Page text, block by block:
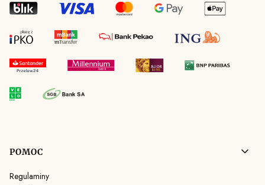
Linki w stopce
POMOC
Regulaminy